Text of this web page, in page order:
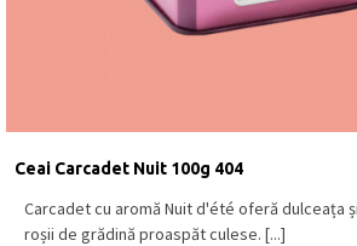
Ceai Carcadet Nuit 100g 404
Carcadet cu aromă Nuit d'été oferă dulceața
roșii de grădină proaspăt culese. [...]